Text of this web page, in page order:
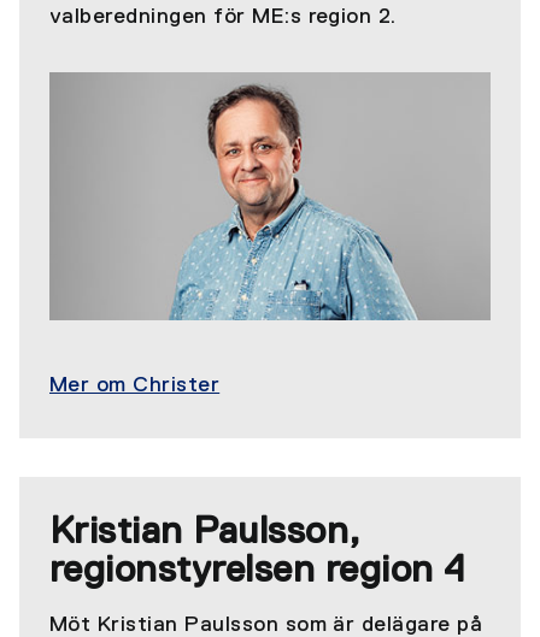
valberedningen för ME:s region 2.
Mer om Christer
Kristian Paulsson,
regionstyrelsen region 4
Möt Kristian Paulsson som är delägare på